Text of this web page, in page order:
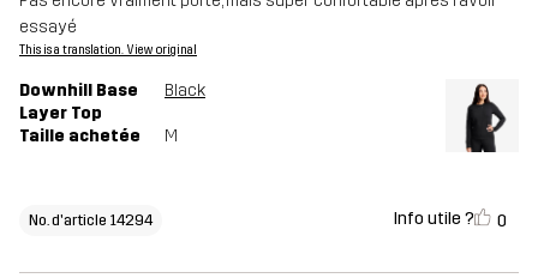
essayé
This is a translation. View original
Downhill Base
Layer Top
Black
Taille achetée M
No. d'article 14294 Info utile ? 0